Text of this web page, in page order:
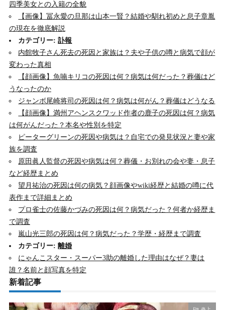
四季美女との入籍の全貌
【画像】冨永愛の旦那は山本一賢？結婚や馴れ初めと息子章胤
の現在を徹底解説
カテゴリー:訃報
内館牧子さん死去の死因と家族は？夫や子供の噂と病気で顔が
変わった真相
【顔画像】魚喃キリコの死因は何？病気は何だった？葬儀はど
うなったのか
ジャンボ尾崎将司の死因は何？病気は何がん？葬儀はどうなる
【顔画像】満州アヘンスクワッド作者の鹿子の死因は何？病気
は何がんだった？本名や性別を特定
ピーターグリーンの死因や病気は？自宅での発見状況と妻や家
族を調査
原田眞人監督の死因や病気は何？葬儀・お別れの会や妻・息子
など経歴まとめ
望月祐治の死因は何の病気？顔画像やwiki経歴と結婚の噂に代
表作まで詳細まとめ
プロ雀士の佐藤かづみの死因は何？病気だった？何者か経歴ま
で調査
嵐山光三郎の死因は何？病気だった？学歴・経歴まで調査
カテゴリー:離婚
にゃんこスター・スーパー3助の離婚した理由はなぜ？妻は
誰？名前と顔写真を特定
新着記事